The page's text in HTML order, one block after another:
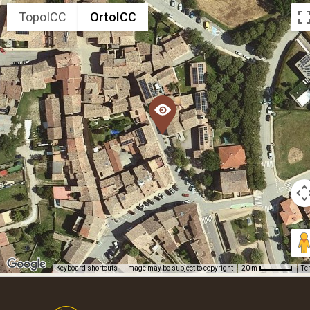
TopoICC OrtoICC
Keyboard shortcuts Image may be subject to copyright 20 m